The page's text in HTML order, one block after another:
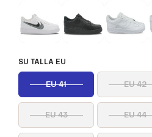
SU TALLA EU
EU 41 EU 42
EU 43 EU 44